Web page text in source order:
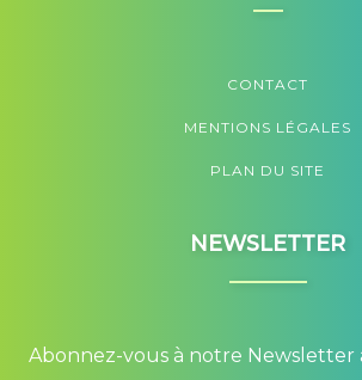
CONTACT
MENTIONS LÉGALES
PLAN DU SITE
NEWSLETTER
Abonnez-vous à notre Newsletter